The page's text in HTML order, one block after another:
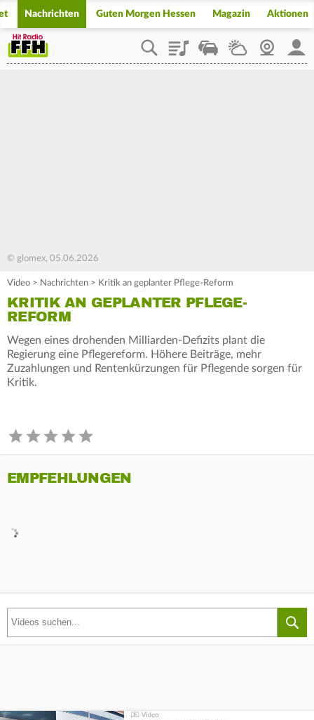
Nachrichten Guten Morgen Hessen Magazin Aktionen
PlaylistStaupilotWetterWebcam
© glomex, 05.06.2026
Video > Nachrichten > Kritik an geplanter Pflege-Reform
KRITIK AN GEPLANTER PFLEGE-
REFORM
Wegen eines drohenden Milliarden-Defizits plant die
Regierung eine Pflegereform. Höhere Beiträge, mehr
Zuzahlungen und Rentenkürzungen für Pflegende sorgen für
Kritik.
EMPFEHLUNGEN